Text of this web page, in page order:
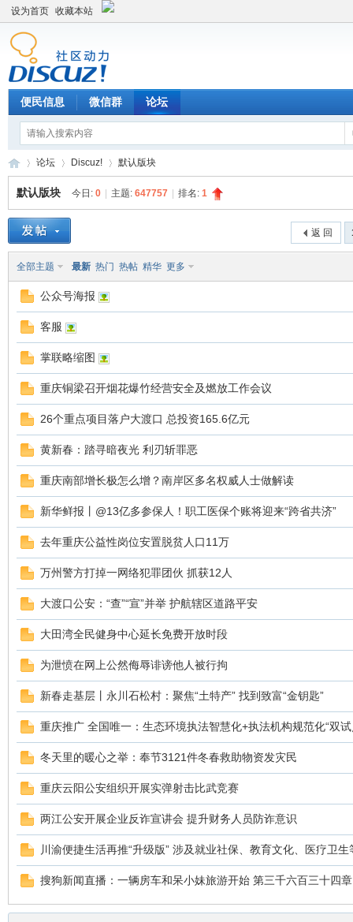
设为首页 收藏本站
便民信息 微信群 论坛
»
论坛
›
Discuz! 默认版块
默认版块 今日: 0 主题: 647757 排名: 1
返 回
全部主题 最新 热门 热帖 精华 更多
公众号海报
客服
掌联略缩图
重庆铜梁召开烟花爆竹经营安全及燃放工作会议
26个重点项目落户大渡口 总投资165.6亿元
黄新春：踏寻暗夜光 利刃斩罪恶
重庆南部增长极怎么增？南岸区多名权威人士做解读
新华鲜报丨@13亿多参保人！职工医保个账将迎来“跨省共济”
去年重庆公益性岗位安置脱贫人口11万
万州警方打掉一网络犯罪团伙 抓获12人
大渡口公安：“查”“宣”并举 护航辖区道路平安
大田湾全民健身中心延长免费开放时段
为泄愤在网上公然侮辱诽谤他人被行拘
新春走基层丨永川石松村：聚焦“土特产” 找到致富“金钥匙”
重庆推广 全国唯一：生态环境执法智慧化+执法机构规范化“双试
冬天里的暖心之举：奉节3121件冬春救助物资发灾民
重庆云阳公安组织开展实弹射击比武竞赛
两江公安开展企业反诈宣讲会 提升财务人员防诈意识
川渝便捷生活再推“升级版” 涉及就业社保、教育文化、医疗卫
搜狗新闻直播：一辆房车和呆小妹旅游开始 第三千六百三十四